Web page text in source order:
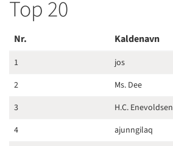
Top 20
Nr. Kaldenavn
1
jos
2
Ms. Dee
3
H.C. Enevoldsen
4
ajunngilaq